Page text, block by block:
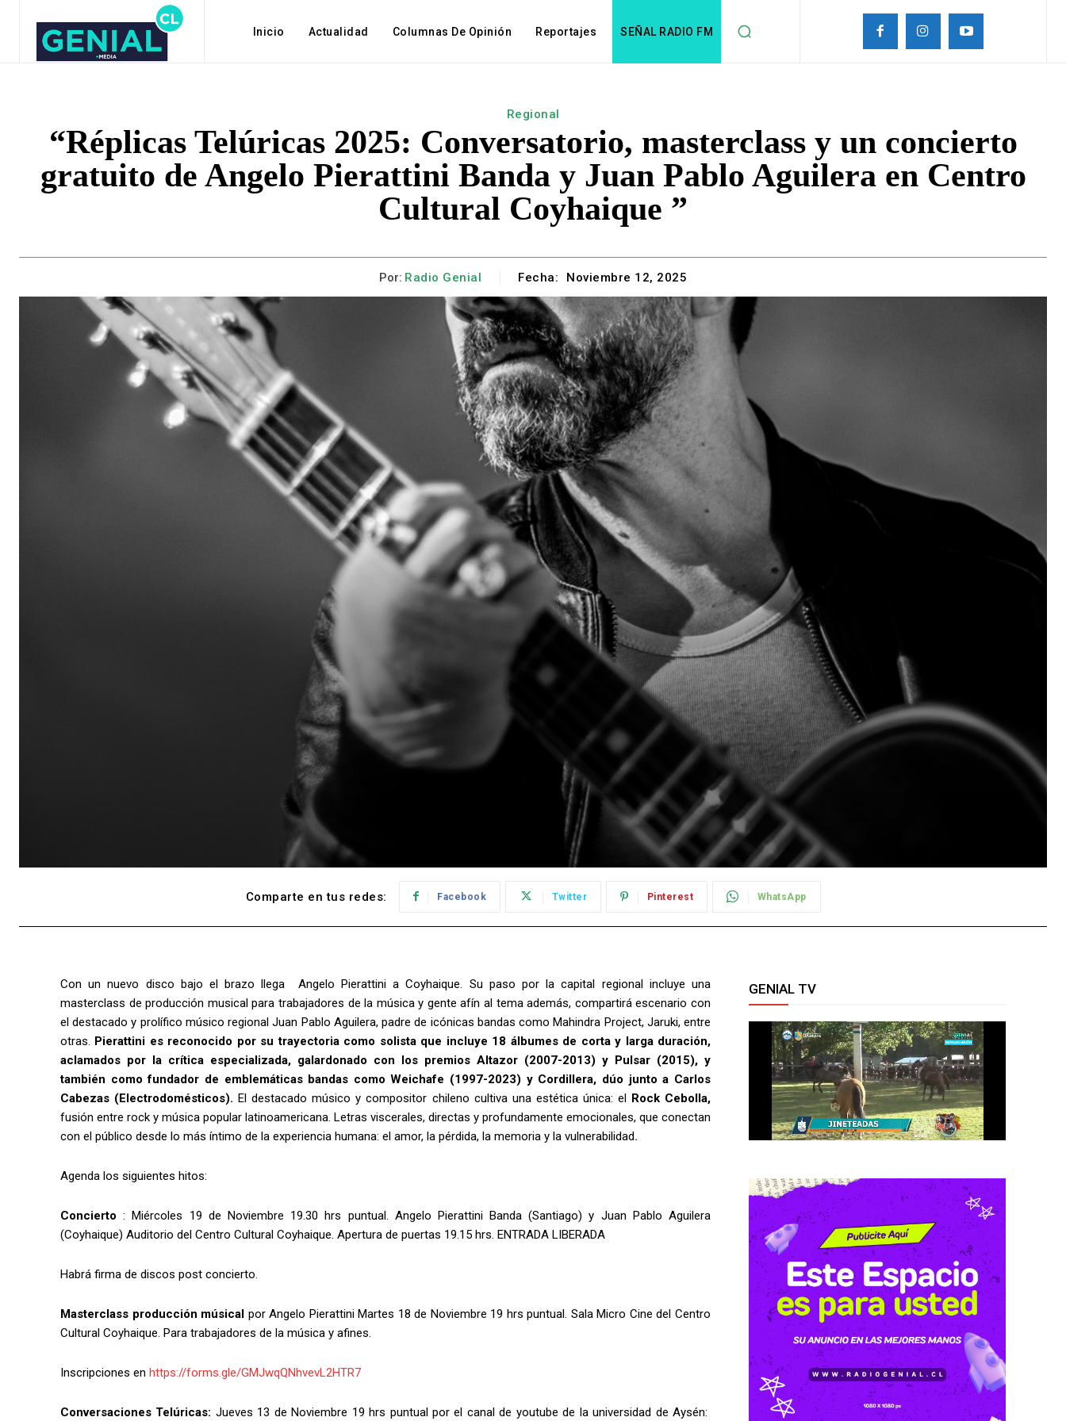
Inicio Actualidad Columnas De Opinión Reportajes SEÑAL RADIO FM
Regional
“Réplicas Telúricas 2025: Conversatorio, masterclass y un concierto
gratuito de Angelo Pierattini Banda y Juan Pablo Aguilera en Centro
Cultural Coyhaique ”
Por: Radio Genial Fecha: Noviembre 12, 2025
Comparte en tus redes: Facebook Twitter Pinterest WhatsApp
Con un nuevo disco bajo el brazo llega Angelo Pierattini a Coyhaique. Su paso por la capital regional incluye una
masterclass de producción musical para trabajadores de la música y gente afín al tema además, compartirá escenario con
el destacado y prolífico músico regional Juan Pablo Aguilera, padre de icónicas bandas como Mahindra Project, Jaruki, entre
otras. Pierattini es reconocido por su trayectoria como solista que incluye 18 álbumes de corta y larga duración,
aclamados por la crítica especializada, galardonado con los premios Altazor (2007-2013) y Pulsar (2015), y
también como fundador de emblemáticas bandas como Weichafe (1997-2023) y Cordillera, dúo junto a Carlos
Cabezas (Electrodomésticos).El destacado músico y compositor chileno cultiva una estética única: el Rock Cebolla,
fusión entre rock y música popular latinoamericana. Letras viscerales, directas y profundamente emocionales, que conectan
con el público desde lo más íntimo de la experiencia humana: el amor, la pérdida, la memoria y la vulnerabilidad.
Agenda los siguientes hitos:
Concierto: Miércoles 19 de Noviembre 19.30 hrs puntual. Angelo Pierattini Banda (Santiago) y Juan Pablo Aguilera
(Coyhaique) Auditorio del Centro Cultural Coyhaique. Apertura de puertas 19.15 hrs. ENTRADA LIBERADA
Habrá firma de discos post concierto.
Masterclass producción músical por Angelo Pierattini Martes 18 de Noviembre 19 hrs puntual. Sala Micro Cine del Centro
Cultural Coyhaique. Para trabajadores de la música y afines.
Inscripciones en https://forms.gle/GMJwqQNhvevL2HTR7
Conversaciones Telúricas: Jueves 13 de Noviembre 19 hrs puntual por el canal de youtube de la universidad de Aysén:
GENIAL TV